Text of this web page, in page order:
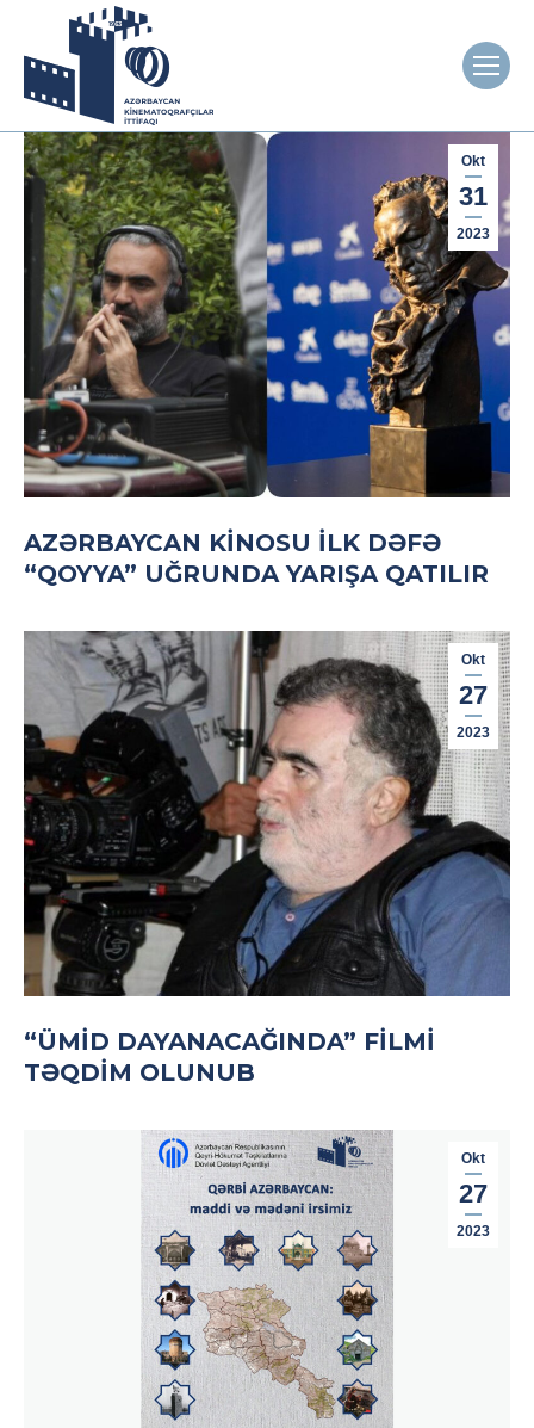
Okt
31
2023
AZƏRBAYCAN KINOSU ILK DƏFƏ
“QOYYA” UĞRUNDA YARIŞA QATILIR
Okt
27
2023
“ÜMID DAYANACAĞINDA” FILMI
TƏQDIM OLUNUB
Okt
27
2023